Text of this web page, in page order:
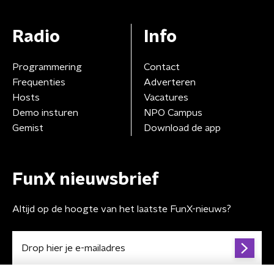
Radio
Programmering
Frequenties
Hosts
Demo insturen
Gemist
Info
Contact
Adverteren
Vacatures
NPO Campus
Download de app
FunX nieuwsbrief
Altijd op de hoogte van het laatste FunX-nieuws?